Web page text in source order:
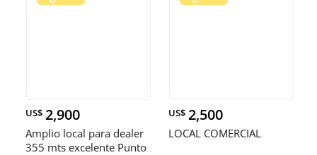
US$ 2,900
Amplio local para dealer
355 mts excelente Punto
US$ 2,500
LOCAL COMERCIAL